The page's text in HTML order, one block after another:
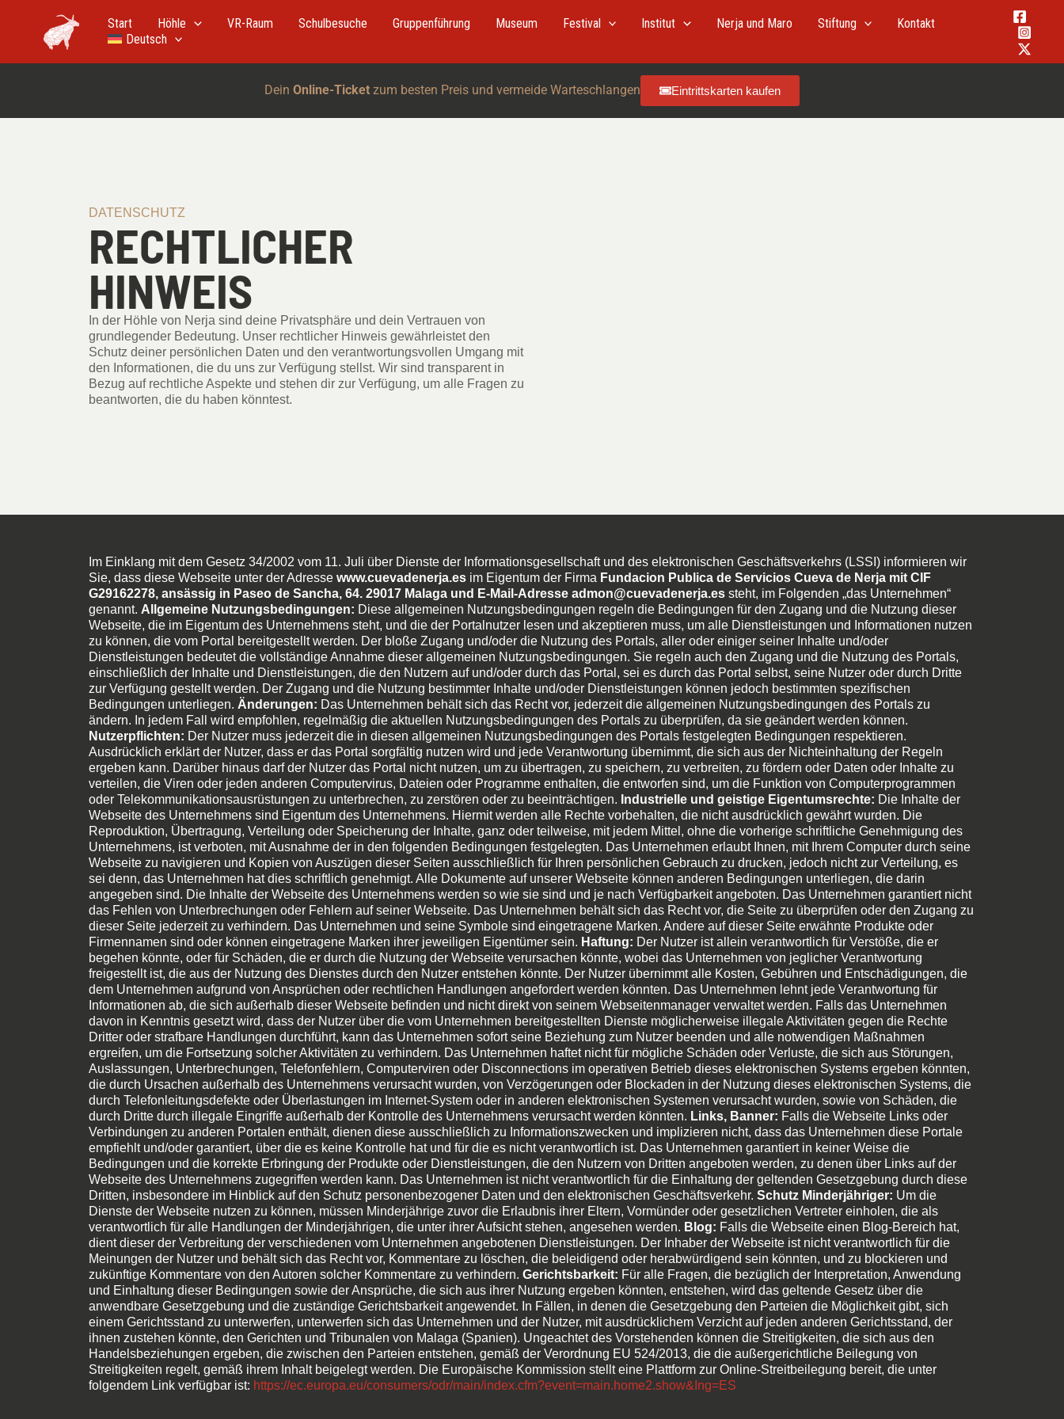
springen
Start Höhle VR-Raum Schulbesuche Gruppenführung Museum Festival Institut Nerja und Maro Stiftung
Kontakt
Deutsch
Dein Online-Ticket zum besten Preis und vermeide Warteschlangen Eintrittskarten kaufen
DATENSCHUTZ
RECHTLICHER
HINWEIS
In der Höhle von Nerja sind deine Privatsphäre und dein Vertrauen von
grundlegender Bedeutung. Unser rechtlicher Hinweis gewährleistet den
Schutz deiner persönlichen Daten und den verantwortungsvollen Umgang mit
den Informationen, die du uns zur Verfügung stellst. Wir sind transparent in
Bezug auf rechtliche Aspekte und stehen dir zur Verfügung, um alle Fragen zu
beantworten, die du haben könntest.
Im Einklang mit dem Gesetz 34/2002 vom 11. Juli über Dienste der Informationsgesellschaft und des elektronischen Geschäftsverkehrs (LSSI) informieren wir
Sie, dass diese Webseite unter der Adresse www.cuevadenerja.es im Eigentum der Firma Fundacion Publica de Servicios Cueva de Nerja mit CIF
G29162278, ansässig in Paseo de Sancha, 64. 29017 Malaga und E-Mail-Adresse admon@cuevadenerja.es steht, im Folgenden „das Unternehmen“
genannt. Allgemeine Nutzungsbedingungen: Diese allgemeinen Nutzungsbedingungen regeln die Bedingungen für den Zugang und die Nutzung dieser
Webseite, die im Eigentum des Unternehmens steht, und die der Portalnutzer lesen und akzeptieren muss, um alle Dienstleistungen und Informationen nutzen
zu können, die vom Portal bereitgestellt werden. Der bloße Zugang und/oder die Nutzung des Portals, aller oder einiger seiner Inhalte und/oder
Dienstleistungen bedeutet die vollständige Annahme dieser allgemeinen Nutzungsbedingungen. Sie regeln auch den Zugang und die Nutzung des Portals,
einschließlich der Inhalte und Dienstleistungen, die den Nutzern auf und/oder durch das Portal, sei es durch das Portal selbst, seine Nutzer oder durch Dritte
zur Verfügung gestellt werden. Der Zugang und die Nutzung bestimmter Inhalte und/oder Dienstleistungen können jedoch bestimmten spezifischen
Bedingungen unterliegen. Änderungen: Das Unternehmen behält sich das Recht vor, jederzeit die allgemeinen Nutzungsbedingungen des Portals zu
ändern. In jedem Fall wird empfohlen, regelmäßig die aktuellen Nutzungsbedingungen des Portals zu überprüfen, da sie geändert werden können.
Nutzerpflichten: Der Nutzer muss jederzeit die in diesen allgemeinen Nutzungsbedingungen des Portals festgelegten Bedingungen respektieren.
Ausdrücklich erklärt der Nutzer, dass er das Portal sorgfältig nutzen wird und jede Verantwortung übernimmt, die sich aus der Nichteinhaltung der Regeln
ergeben kann. Darüber hinaus darf der Nutzer das Portal nicht nutzen, um zu übertragen, zu speichern, zu verbreiten, zu fördern oder Daten oder Inhalte zu
verteilen, die Viren oder jeden anderen Computervirus, Dateien oder Programme enthalten, die entworfen sind, um die Funktion von Computerprogrammen
oder Telekommunikationsausrüstungen zu unterbrechen, zu zerstören oder zu beeinträchtigen. Industrielle und geistige Eigentumsrechte: Die Inhalte der
Webseite des Unternehmens sind Eigentum des Unternehmens. Hiermit werden alle Rechte vorbehalten, die nicht ausdrücklich gewährt wurden. Die
Reproduktion, Übertragung, Verteilung oder Speicherung der Inhalte, ganz oder teilweise, mit jedem Mittel, ohne die vorherige schriftliche Genehmigung des
Unternehmens, ist verboten, mit Ausnahme der in den folgenden Bedingungen festgelegten. Das Unternehmen erlaubt Ihnen, mit Ihrem Computer durch seine
Webseite zu navigieren und Kopien von Auszügen dieser Seiten ausschließlich für Ihren persönlichen Gebrauch zu drucken, jedoch nicht zur Verteilung, es
sei denn, das Unternehmen hat dies schriftlich genehmigt. Alle Dokumente auf unserer Webseite können anderen Bedingungen unterliegen, die darin
angegeben sind. Die Inhalte der Webseite des Unternehmens werden so wie sie sind und je nach Verfügbarkeit angeboten. Das Unternehmen garantiert nicht
das Fehlen von Unterbrechungen oder Fehlern auf seiner Webseite. Das Unternehmen behält sich das Recht vor, die Seite zu überprüfen oder den Zugang zu
dieser Seite jederzeit zu verhindern. Das Unternehmen und seine Symbole sind eingetragene Marken. Andere auf dieser Seite erwähnte Produkte oder
Firmennamen sind oder können eingetragene Marken ihrer jeweiligen Eigentümer sein. Haftung: Der Nutzer ist allein verantwortlich für Verstöße, die er
begehen könnte, oder für Schäden, die er durch die Nutzung der Webseite verursachen könnte, wobei das Unternehmen von jeglicher Verantwortung
freigestellt ist, die aus der Nutzung des Dienstes durch den Nutzer entstehen könnte. Der Nutzer übernimmt alle Kosten, Gebühren und Entschädigungen, die
dem Unternehmen aufgrund von Ansprüchen oder rechtlichen Handlungen angefordert werden könnten. Das Unternehmen lehnt jede Verantwortung für
Informationen ab, die sich außerhalb dieser Webseite befinden und nicht direkt von seinem Webseitenmanager verwaltet werden. Falls das Unternehmen
davon in Kenntnis gesetzt wird, dass der Nutzer über die vom Unternehmen bereitgestellten Dienste möglicherweise illegale Aktivitäten gegen die Rechte
Dritter oder strafbare Handlungen durchführt, kann das Unternehmen sofort seine Beziehung zum Nutzer beenden und alle notwendigen Maßnahmen
ergreifen, um die Fortsetzung solcher Aktivitäten zu verhindern. Das Unternehmen haftet nicht für mögliche Schäden oder Verluste, die sich aus Störungen,
Auslassungen, Unterbrechungen, Telefonfehlern, Computerviren oder Disconnections im operativen Betrieb dieses elektronischen Systems ergeben könnten,
die durch Ursachen außerhalb des Unternehmens verursacht wurden, von Verzögerungen oder Blockaden in der Nutzung dieses elektronischen Systems, die
durch Telefonleitungsdefekte oder Überlastungen im Internet-System oder in anderen elektronischen Systemen verursacht wurden, sowie von Schäden, die
durch Dritte durch illegale Eingriffe außerhalb der Kontrolle des Unternehmens verursacht werden könnten. Links, Banner: Falls die Webseite Links oder
Verbindungen zu anderen Portalen enthält, dienen diese ausschließlich zu Informationszwecken und implizieren nicht, dass das Unternehmen diese Portale
empfiehlt und/oder garantiert, über die es keine Kontrolle hat und für die es nicht verantwortlich ist. Das Unternehmen garantiert in keiner Weise die
Bedingungen und die korrekte Erbringung der Produkte oder Dienstleistungen, die den Nutzern von Dritten angeboten werden, zu denen über Links auf der
Webseite des Unternehmens zugegriffen werden kann. Das Unternehmen ist nicht verantwortlich für die Einhaltung der geltenden Gesetzgebung durch diese
Dritten, insbesondere im Hinblick auf den Schutz personenbezogener Daten und den elektronischen Geschäftsverkehr. Schutz Minderjähriger: Um die
Dienste der Webseite nutzen zu können, müssen Minderjährige zuvor die Erlaubnis ihrer Eltern, Vormünder oder gesetzlichen Vertreter einholen, die als
verantwortlich für alle Handlungen der Minderjährigen, die unter ihrer Aufsicht stehen, angesehen werden. Blog: Falls die Webseite einen Blog-Bereich hat,
dient dieser der Verbreitung der verschiedenen vom Unternehmen angebotenen Dienstleistungen. Der Inhaber der Webseite ist nicht verantwortlich für die
Meinungen der Nutzer und behält sich das Recht vor, Kommentare zu löschen, die beleidigend oder herabwürdigend sein könnten, und zu blockieren und
zukünftige Kommentare von den Autoren solcher Kommentare zu verhindern. Gerichtsbarkeit: Für alle Fragen, die bezüglich der Interpretation, Anwendung
und Einhaltung dieser Bedingungen sowie der Ansprüche, die sich aus ihrer Nutzung ergeben könnten, entstehen, wird das geltende Gesetz über die
anwendbare Gesetzgebung und die zuständige Gerichtsbarkeit angewendet. In Fällen, in denen die Gesetzgebung den Parteien die Möglichkeit gibt, sich
einem Gerichtsstand zu unterwerfen, unterwerfen sich das Unternehmen und der Nutzer, mit ausdrücklichem Verzicht auf jeden anderen Gerichtsstand, der
ihnen zustehen könnte, den Gerichten und Tribunalen von Malaga (Spanien). Ungeachtet des Vorstehenden können die Streitigkeiten, die sich aus den
Handelsbeziehungen ergeben, die zwischen den Parteien entstehen, gemäß der Verordnung EU 524/2013, die die außergerichtliche Beilegung von
Streitigkeiten regelt, gemäß ihrem Inhalt beigelegt werden. Die Europäische Kommission stellt eine Plattform zur Online-Streitbeilegung bereit, die unter
folgendem Link verfügbar ist: https://ec.europa.eu/consumers/odr/main/index.cfm?event=main.home2.show&Ing=ES